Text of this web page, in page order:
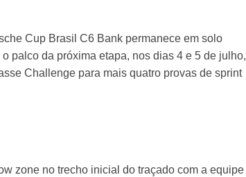
Cup Brasil C6 Bank permanece em solo
palco da próxima etapa, nos dias 4 e 5 de julho,
Challenge para mais quatro provas de sprint
zone no trecho inicial do traçado com a equipe